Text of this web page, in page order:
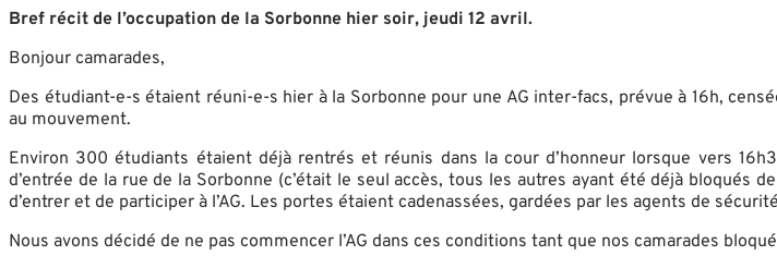
Bref récit de l’occupation de la Sorbonne hier soir, jeudi 12 avril.
Bonjour camarades,
Des étudiant-e-s étaient réuni-e-s hier à la Sorbonne pour une AG inter-facs, prévue à 16h,
au mouvement.
Environ 300 étudiants étaient déjà rentrés et réunis dans la cour d’honneur lorsque vers
d’entrée de la rue de la Sorbonne (c’était le seul accès, tous les autres ayant été déjà
d’entrer et de participer à l’AG. Les portes étaient cadenassées, gardées par les agents de
Nous avons décidé de ne pas commencer l’AG dans ces conditions tant que nos camarades